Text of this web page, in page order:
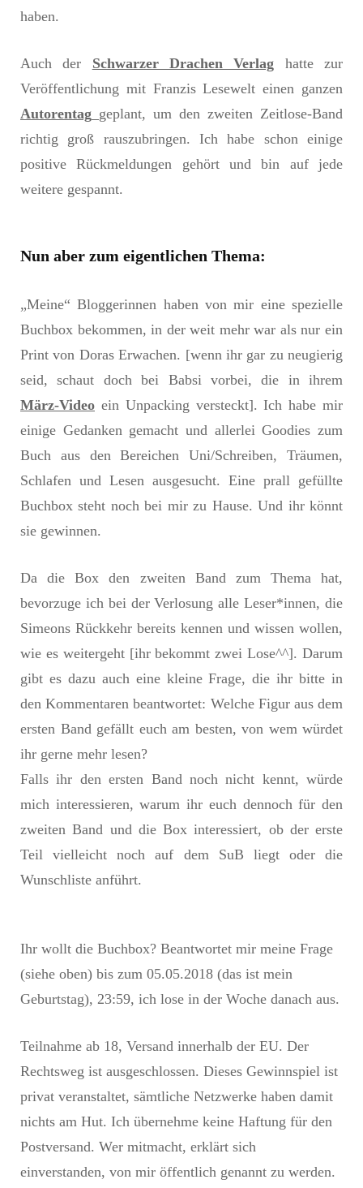
haben.
Auch der Schwarzer Drachen Verlag hatte zur
Veröffentlichung mit Franzis Lesewelt einen ganzen
Autorentag geplant, um den zweiten Zeitlose-Band
richtig groß rauszubringen. Ich habe schon einige
positive Rückmeldungen gehört und bin auf jede
weitere gespannt.
Nun aber zum eigentlichen Thema:
„Meine“ Bloggerinnen haben von mir eine spezielle
Buchbox bekommen, in der weit mehr war als nur ein
Print von Doras Erwachen. [wenn ihr gar zu neugierig
seid, schaut doch bei Babsi vorbei, die in ihrem
März-Video ein Unpacking versteckt]. Ich habe mir
einige Gedanken gemacht und allerlei Goodies zum
Buch aus den Bereichen Uni/Schreiben, Träumen,
Schlafen und Lesen ausgesucht. Eine prall gefüllte
Buchbox steht noch bei mir zu Hause. Und ihr könnt
sie gewinnen.
Da die Box den zweiten Band zum Thema hat,
bevorzuge ich bei der Verlosung alle Leser*innen, die
Simeons Rückkehr bereits kennen und wissen wollen,
wie es weitergeht [ihr bekommt zwei Lose^^]. Darum
gibt es dazu auch eine kleine Frage, die ihr bitte in
den Kommentaren beantwortet: Welche Figur aus dem
ersten Band gefällt euch am besten, von wem würdet
ihr gerne mehr lesen?
Falls ihr den ersten Band noch nicht kennt, würde
mich interessieren, warum ihr euch dennoch für den
zweiten Band und die Box interessiert, ob der erste
Teil vielleicht noch auf dem SuB liegt oder die
Wunschliste anführt.
Ihr wollt die Buchbox? Beantwortet mir meine Frage
(siehe oben) bis zum 05.05.2018 (das ist mein
Geburtstag), 23:59, ich lose in der Woche danach aus.
Teilnahme ab 18, Versand innerhalb der EU. Der
Rechtsweg ist ausgeschlossen. Dieses Gewinnspiel ist
privat veranstaltet, sämtliche Netzwerke haben damit
nichts am Hut. Ich übernehme keine Haftung für den
Postversand. Wer mitmacht, erklärt sich
einverstanden, von mir öffentlich genannt zu werden.